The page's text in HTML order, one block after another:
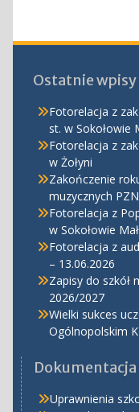
Ostatnie wpisy
Fotorelacja z
st. w Sokołowie
Fotorelacja z
w Żołyni
Zakończenie
muzycznych
Fotorelacja z
w Sokołowie
Fotorelacja z
– 13.06.2026
Zapisy do szkół
2026/2027
Wielki sukces
Ogólnopolskim
Dokumentacja
Uprawnienia